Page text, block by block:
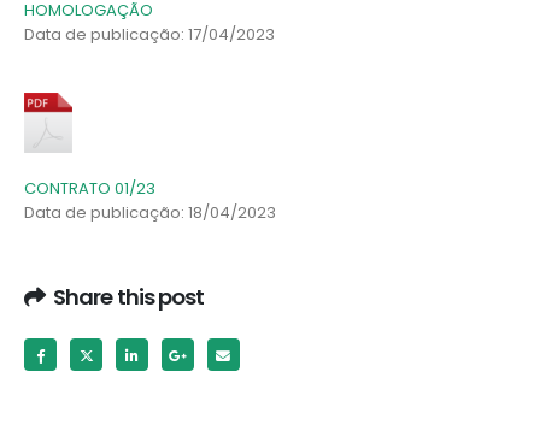
HOMOLOGAÇÃO
Data de publicação: 17/04/2023
CONTRATO 01/23
Data de publicação: 18/04/2023
Share this post